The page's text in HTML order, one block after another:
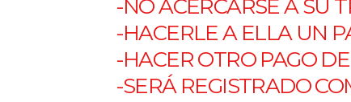
-NO ACERCARSE A SU
-HACERLE A ELLA UN
-HACER OTRO PAGO
-SERÁ REGISTRADO